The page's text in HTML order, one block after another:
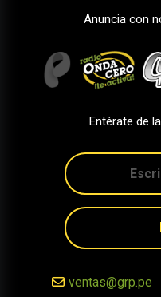
Anuncia con
Entérate de
ventas@grp.pe